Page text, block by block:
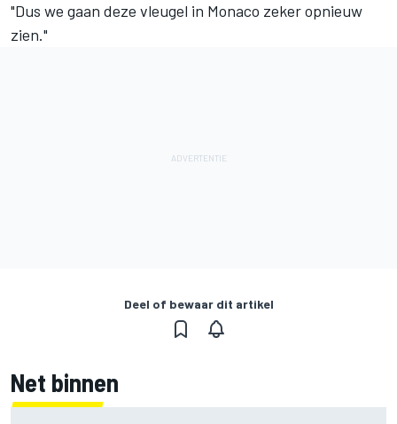
"Dus we gaan deze vleugel in Monaco zeker opnieuw
zien."
Deel of bewaar dit artikel
Net binnen